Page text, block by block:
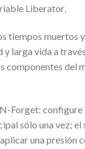
Liberator.
tiempos muertos
larga vida a
componentes del
Forget:
sólo una vez; el
una presión